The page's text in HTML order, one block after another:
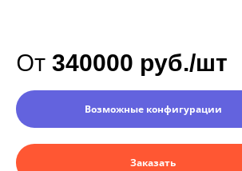
От 340000 руб./шт
Возможные конфигурации
Заказать